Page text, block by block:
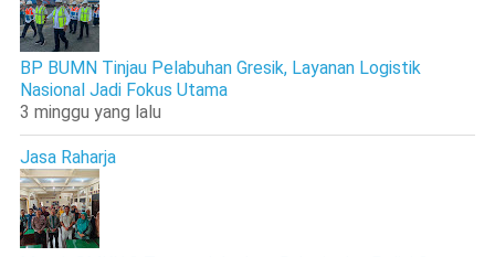
BP BUMN Tinjau Pelabuhan Gresik, Layanan Logistik
Nasional Jadi Fokus Utama
3 minggu yang lalu
Jasa Raharja